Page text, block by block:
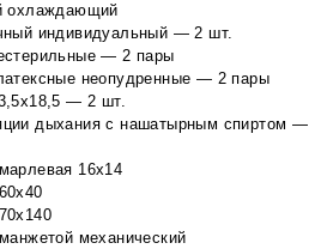
охлаждающий
индивидуальный — 2 шт.
— 2 пары
неопудренные — 2 пары
— 2 шт.
дыхания с нашатырным спиртом —
16х14
механический